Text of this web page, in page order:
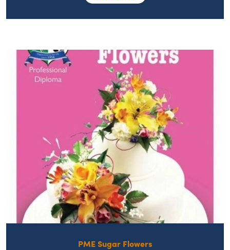
PME Sugar Flowers